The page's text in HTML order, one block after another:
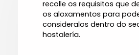
recolle os requisitos que
os aloxamentos para
consideralos dentro do
hostalería.